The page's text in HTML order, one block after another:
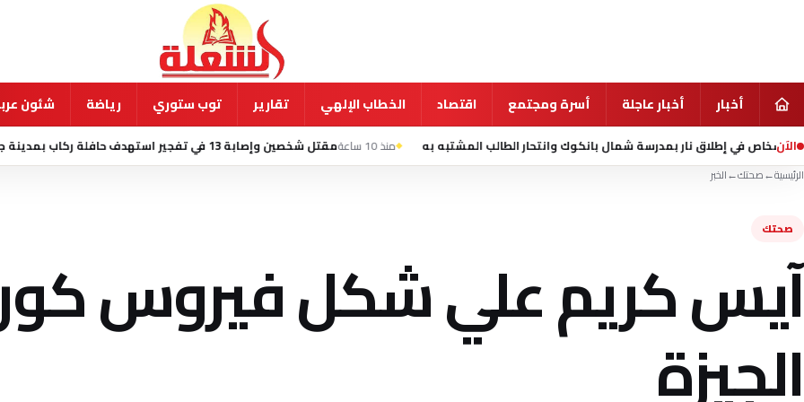
أخبار أخبار عاجلة أسرة ومجتمع اقتصاد الخطاب الإلهي تقارير توب ستوري رياضة شئون
الآن منذ 10 ساعة مقتل شخصين وإصابة 13 في تفجير استهدف حافلة ركاب بمدينة جرمانا السورية
الرئيسية←صحتك←الخبر
صحتك
آيس كريم علي شكل فيروس
الجيزة